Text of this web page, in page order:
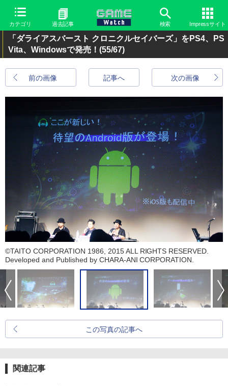
カテゴリ 過去記事 検索 Impressサイト
「ダライアスバースト クロニクルセイバーズ」をPS4、PS
Vita、Windowsで発売！ (55/67)
前の画像 次の画像
記事へ
©TAITO CORPORATION 1986, 2015 ALL RIGHTS RESERVED.
Developed and Published by CHARA-ANI CORPORATION.
この写真の記事へ
関連記事